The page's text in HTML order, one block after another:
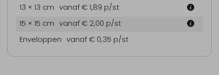
13 × 13 cm vanaf € 1,89 p/st
15 × 15 cm vanaf € 2,00 p/st
Enveloppen vanaf € 0,35 p/st